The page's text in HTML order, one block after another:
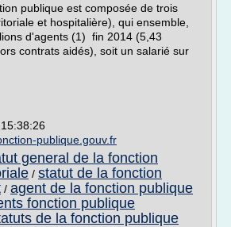
publique est composée de trois
et hospitalière), qui ensemble,
d'agents (1) fin 2014 (5,43
contrats aidés), soit un salarié sur
publique.gouv.fr
general de la fonction
/ statut de la fonction
/ agent de la fonction publique
fonction publique
de la fonction publique